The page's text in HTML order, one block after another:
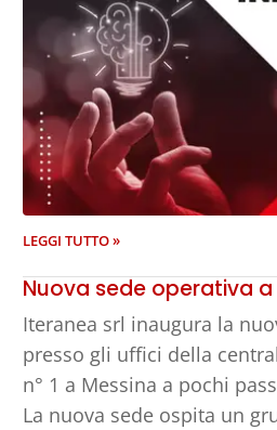
LEGGI TUTTO »
Nuova sede operativa a
Iteranea srl inaugura la
presso gli uffici della
n° 1 a Messina a pochi
La nuova sede ospita un